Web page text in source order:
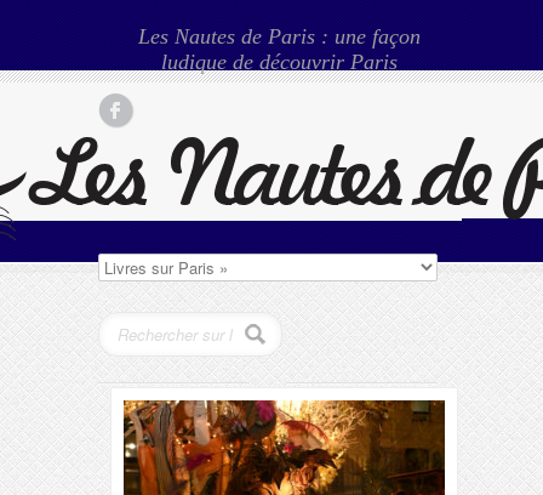
Les Nautes de Paris : une façon
ludique de découvrir Paris